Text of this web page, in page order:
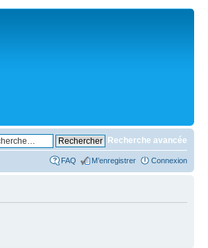
Recherche avancée
FAQ M’enregistrer Connexion